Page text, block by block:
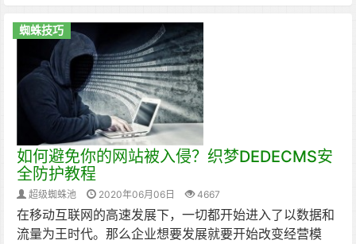
蜘蛛技巧
如何避免你的网站被入侵？织梦DEDECMS安
全防护教程
超级蜘蛛池 2020年06月06日 4667
在移动互联网的高速发展下，一切都开始进入了以数据和
流量为王时代。那么企业想要发展就要开始改变经营模